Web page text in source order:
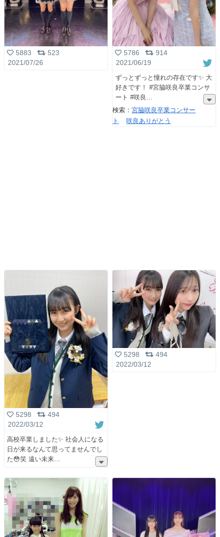
5883
523
2021/07/26
5786
914
2021/06/19
ずっとずっと憧れの存在です✨ 大
好きです！ #宮脇咲良卒業コンサ
ート #咲良
検索：宮脇咲良卒業コンサー
ト
咲良ありがとう
5298
494
2022/03/12
高校卒業しました✨ 社会人になる
日が来るなんて思ってませんでし
た😳笑 遠い未来
5298
494
2022/03/12